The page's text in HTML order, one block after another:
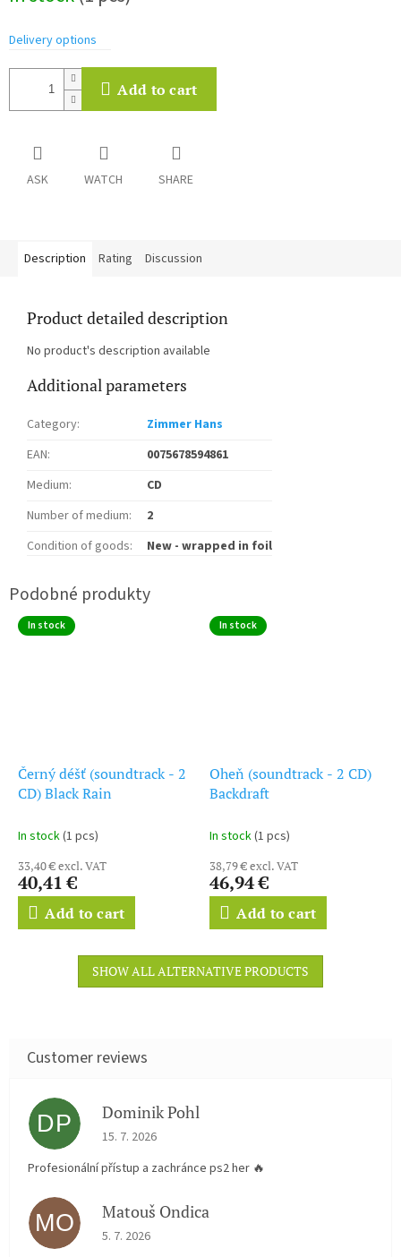
Delivery options
Add to cart
ASK WATCH SHARE
Description Rating Discussion
Product detailed description
No product's description available
Additional parameters
Category:
Zimmer Hans
EAN:
0075678594861
Medium:
CD
Number of medium:
2
Condition of goods: New - wrapped in foil
In stock
Černý déšť (soundtrack - 2
CD) Black Rain
In stock(1 pcs)
33,40 € excl. VAT
40,41 €
Add to cart
In stock
Oheň (soundtrack - 2 CD)
Backdraft
In stock(1 pcs)
38,79 € excl. VAT
46,94 €
Add to cart
SHOW ALL ALTERNATIVE PRODUCTS
DP Dominik Pohl
The store rating is 5 out of 5 stars.
15. 7. 2026
Profesionální přístup a zachránce ps2 her 🔥
MO Matouš Ondica
The store rating is 5 out of 5 stars.
5. 7. 2026